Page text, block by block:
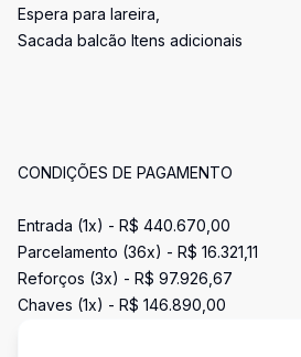
Espera para lareira,
Sacada balcão Itens adicionais
CONDIÇÕES DE PAGAMENTO
Entrada (1x) - R$ 440.670,00
Parcelamento (36x) - R$ 16.321,11
Reforços (3x) - R$ 97.926,67
Chaves (1x) - R$ 146.890,00